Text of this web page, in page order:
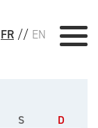
FR // EN
S
D